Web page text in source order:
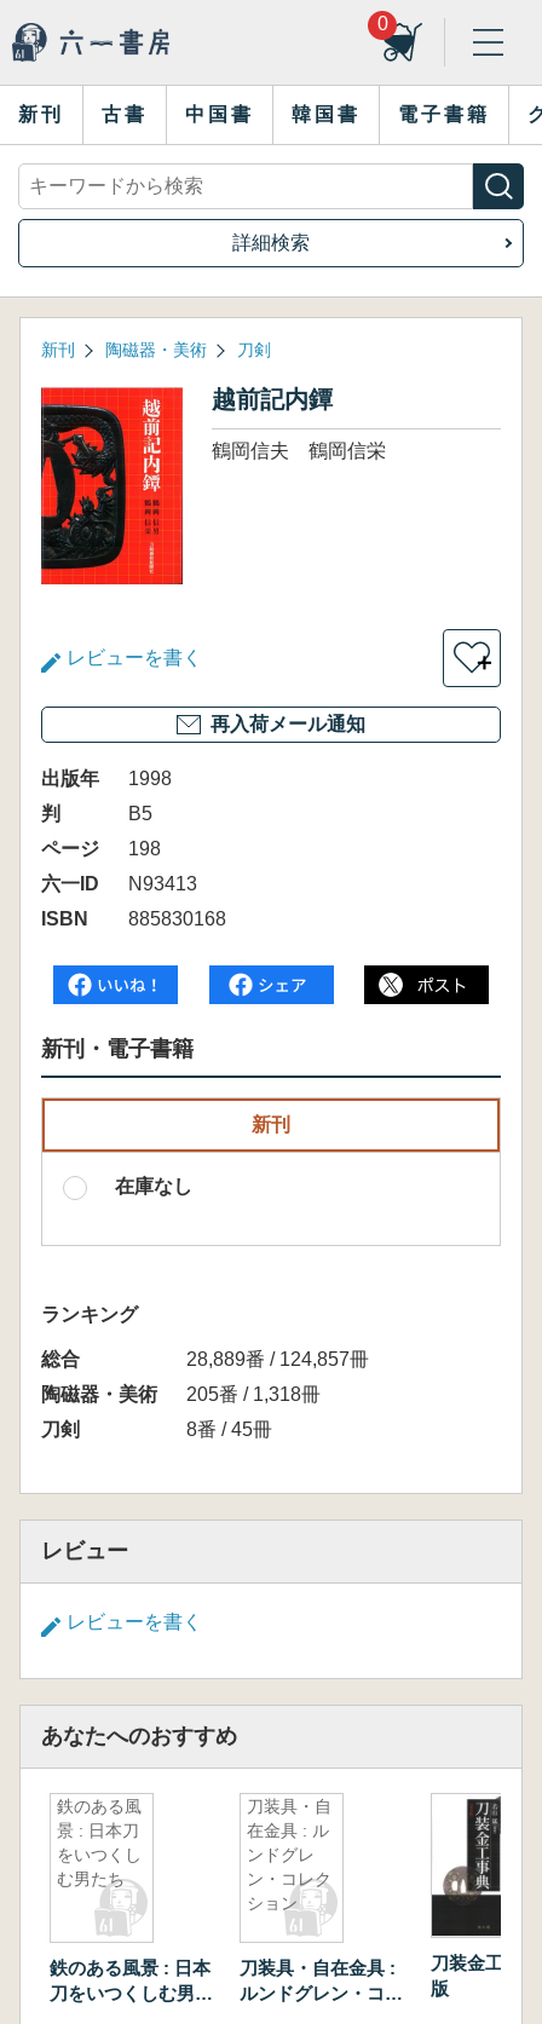
0
新刊 古書 中国書 韓国書 電子書籍
詳細検索
新刊 陶磁器・美術 刀剣
越前記内鐔
鶴岡信夫 鶴岡信栄
レビューを書く ＋
再入荷メール通知
出版年
1998
判
B5
ページ
198
六一ID
N93413
ISBN
885830168
新刊・電子書籍
新刊
在庫なし
ランキング
総合
28,889番 / 124,857冊
陶磁器・美術
205番 / 1,318冊
刀剣
8番 / 45冊
レビュー
レビューを書く
あなたへのおすすめ
鉄のある風
景 : 日本刀
をいつくし
む男たち
鉄のある風景 : 日本
刀をいつくしむ男た
刀装具・自
在金具 : ル
ンドグレ
ン・コレク
ション
刀装具・自在金具 :
ルンドグレン・コレ
刀装金工事
版